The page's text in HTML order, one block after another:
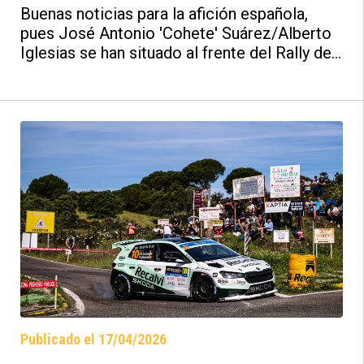
Humanidad 2026
Buenas noticias para la afición española,
pues José Antonio 'Cohete' Suárez/Alberto
Iglesias se han situado al frente del Rally de
Obejo - Villanueva de Córdoba.
Publicado el 17/04/2026